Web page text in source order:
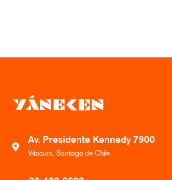
Av. Presidente Kennedy 7900
Vitacura, Santiago de Chile.